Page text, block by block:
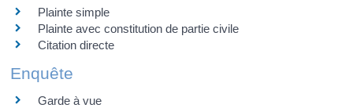
Plainte simple
Plainte avec constitution de partie civile
Citation directe
Enquête
Garde à vue